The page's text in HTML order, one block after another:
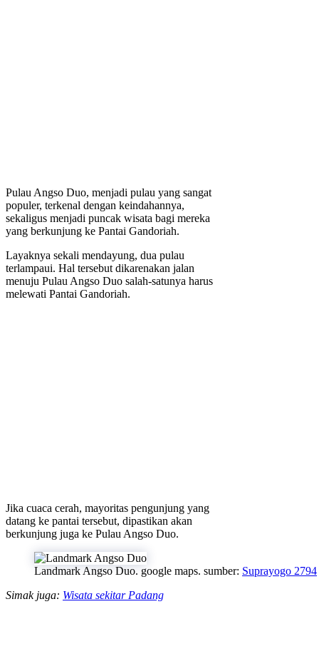
Pulau Angso Duo, menjadi pulau yang sangat
populer, terkenal dengan keindahannya,
sekaligus menjadi puncak wisata bagi mereka
yang berkunjung ke Pantai Gandoriah.
Layaknya sekali mendayung, dua pulau
terlampaui. Hal tersebut dikarenakan jalan
menuju Pulau Angso Duo salah-satunya harus
melewati Pantai Gandoriah.
Jika cuaca cerah, mayoritas pengunjung yang
datang ke pantai tersebut, dipastikan akan
berkunjung juga ke Pulau Angso Duo.
Landmark Angso Duo. google maps. sumber: Suprayogo 2794
Simak juga: Wisata sekitar Padang